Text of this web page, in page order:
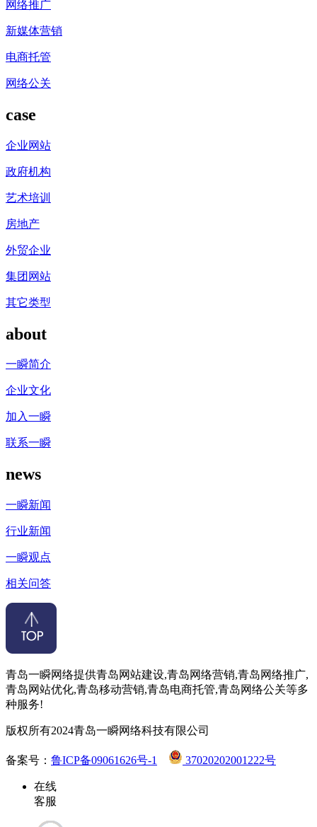
网络推广
新媒体营销
电商托管
网络公关
case
企业网站
政府机构
艺术培训
房地产
外贸企业
集团网站
其它类型
about
一瞬简介
企业文化
加入一瞬
联系一瞬
news
一瞬新闻
行业新闻
一瞬观点
相关问答
青岛一瞬网络提供青岛网站建设,青岛网络营销,青岛网络推广,
青岛网站优化,青岛移动营销,青岛电商托管,青岛网络公关等多
种服务!
版权所有2024青岛一瞬网络科技有限公司
备案号： 鲁ICP备09061626号-1 37020202001222号
在线
客服